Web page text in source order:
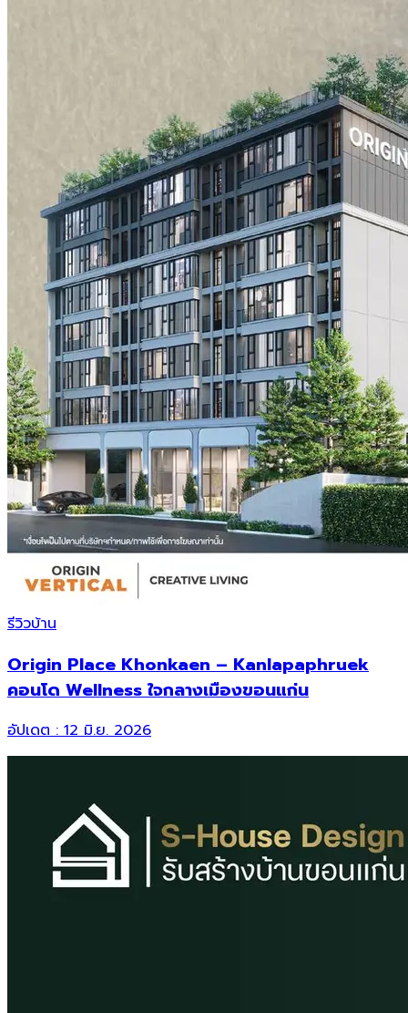
รีวิวบ้าน
Origin Place Khonkaen – Kanlapaphruek
คอนโด Wellness ใจกลางเมืองขอนแก่น
อัปเดต :12 มิ.ย. 2026